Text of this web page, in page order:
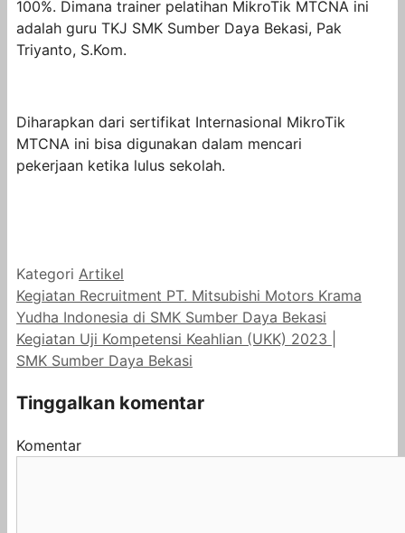
100%. Dimana trainer pelatihan MikroTik MTCNA ini
adalah guru TKJ SMK Sumber Daya Bekasi, Pak
Triyanto, S.Kom.
Diharapkan dari sertifikat Internasional MikroTik
MTCNA ini bisa digunakan dalam mencari
pekerjaan ketika lulus sekolah.
Kategori Artikel
Kegiatan Recruitment PT. Mitsubishi Motors Krama
Yudha Indonesia di SMK Sumber Daya Bekasi
Kegiatan Uji Kompetensi Keahlian (UKK) 2023 |
SMK Sumber Daya Bekasi
Tinggalkan komentar
Komentar